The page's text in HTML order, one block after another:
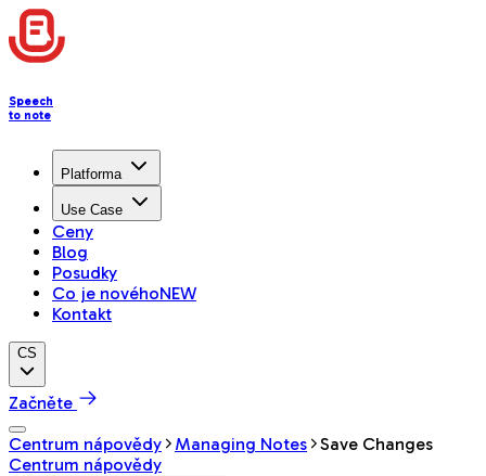
Speech
to note
Platforma
Use Case
Ceny
Blog
Posudky
Co je novéhoNEW
Kontakt
CS
Začněte
Centrum nápovědy
Managing Notes
Save Changes
Centrum nápovědy